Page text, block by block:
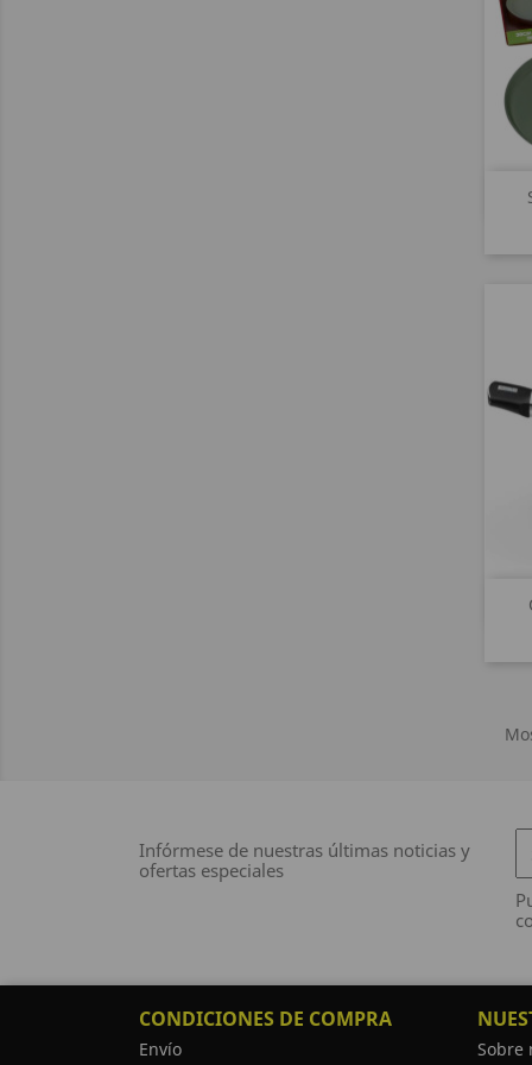
Infórmese de nuestras últimas noticias y
ofertas especiales
CONDICIONES DE COMPRA
Envío
Sobre